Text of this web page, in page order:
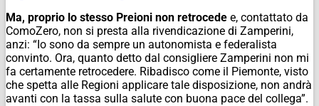
Ma, proprio lo stesso Preioni non retrocede e, contattato da
ComoZero, non si presta alla rivendicazione di Zamperini,
anzi: “Io sono da sempre un autonomista e federalista
convinto. Ora, quanto detto dal consigliere Zamperini non mi
fa certamente retrocedere. Ribadisco come il Piemonte, visto
che spetta alle Regioni applicare tale disposizione, non andrà
avanti con la tassa sulla salute con buona pace del collega”.